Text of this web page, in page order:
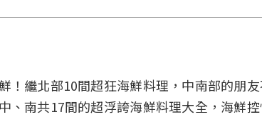
！繼北部10間超狂海鮮料理 ，中南部的朋
、南共17間的超浮誇海鮮料理大全，海鮮